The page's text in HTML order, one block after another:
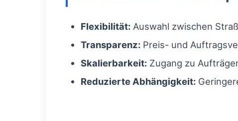
Flexibilität: Auswahl zwischen
Transparenz: Preis- und
Skalierbarkeit: Zugang zu
Reduzierte Abhängigkeit: